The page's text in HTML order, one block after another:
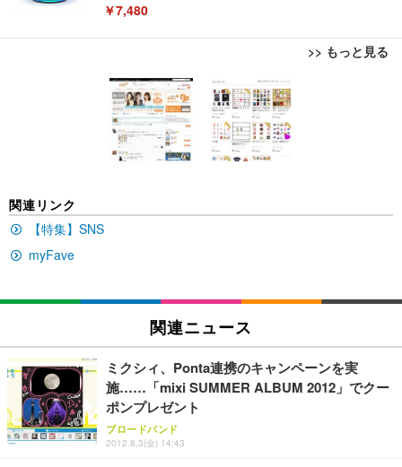
￥7,480
>> もっと見る
[EdoErgo] オフィスチェア 椅子 テレワーク 疲れな
い 跳ね上げ式アームレスト コンパクト 約105度ロッ
キング pc 事務椅子 360度回転 座面昇降 強化ナイロ
ン樹脂ベース 通気性メッシュ 在宅ワーク H-WY01
(黒網+黒枠+黒足)
￥5,699
ュチェア 人間工学 疲れない ブラック
Sezlife オフィスチェア デスクチェア 疲れない テレ
能 人間工学 椅子 腰サポート 90度跳ね上げ式アーム
レスト 3Dヘッドレスト ハンガー付き 高反発クッシ
ョン PCチェア 通気性メッシュ ゲーミング/勉強/事
務用 おしゃれ パソコンチェア (ブラック)
Sezlife オフィスチェア デスクチェア 疲れない テレ
ワーク チェア 強化バックレスト 30度ロッキング機
能 人間工学 椅子 腰サポート 90度跳ね上げ式アーム
レスト 3Dヘッドレスト ハンガー付き 高反発クッシ
EIZO ビジネス向けプレミアムモニター | FlexScan
EV3240X-WT | 31.5型4K UHD・USB Type-C・ホワ
イト
￥105,595
イト
【純正品】27"ゲーミングモニター DualSense 充電
フック付き（CFI-ZDM1J）
￥49,979
【整備済み品】Dell E2724HS 27インチ 液晶モニタ
ー フルHD（1920×1080）VA 非光沢 HDMI/DisplayP
ort/VGA スピーカー内蔵 高さ調整 スイベル VESA対
応 ComfortView ビジネス向け
Amazonベーシック ペットシーツ 薄型 レギュラー 1
回使い捨て 無香料 ホワイト 300枚
￥3,373
x2袋(84枚) ホワイト(吸収面:ライトブルー)
ネオ・ルーライフ ネオ・オムツ L 中型犬用 26枚入
￥1,800
Smart Basic(スマートベーシック) 【Amazon.co.jp
限定】 Smart Basic アイリスオーヤマ ペットシーツ
超厚型 お徳用 ワイド 100枚入 (x 1) (ケース販売)
関連リンク
【特集】SNS
myFave
関連ニュース
ミクシィ、Ponta連携のキャンペーンを実
施……「mixi SUMMER ALBUM 2012」でクー
ポンプレゼント
ブロードバンド
2012.8.3(金) 14:43